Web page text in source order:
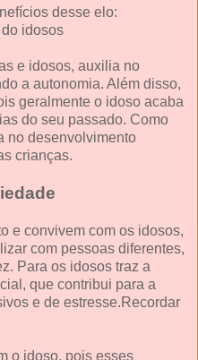
desse elo:
idosos
e idosos, auxilia no
a autonomia. Além disso,
geralmente o idoso acaba
do seu passado. Como
no desenvolvimento
crianças.
e convivem com os idosos,
com pessoas diferentes,
Para os idosos traz a
que contribui para a
e de estresse.Recordar
o idoso, pois esses